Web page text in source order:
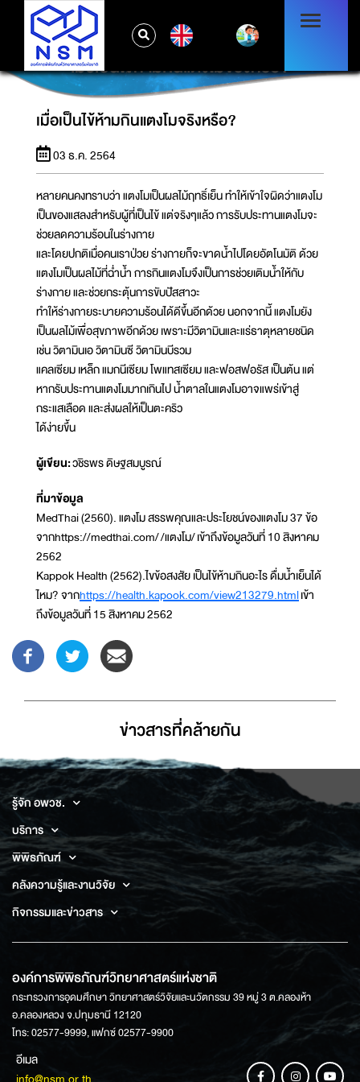
เมื่อเป็นไข้ห้ามกินแตงโมจริงหรือ?
เมื่อเป็นไข้ห้ามกินแตงโมจริงหรือ?
03 ธ.ค. 2564
หลายคนคงทราบว่า แตงโมเป็นผลไม้ฤทธิ์เย็น ทำให้เข้าใจผิดว่าแตงโม
เป็นของแสลงสำหรับผู้ที่เป็นไข้ แต่จริงๆแล้ว การรับประทานแตงโมจะ
ช่วยลดความร้อนในร่างกาย
และโดยปกติเมื่อคนเราป่วย ร่างกายก็จะขาดน้ำไปโดยอัตโนมัติ ด้วย
แตงโมเป็นผลไม้ที่ฉ่ำน้ำ การกินแตงโมจึงเป็นการช่วยเติมน้ำให้กับ
ร่างกาย และช่วยกระตุ้นการขับปัสสาวะ
ทำให้ร่างกายระบายความร้อนได้ดีขึ้นอีกด้วย นอกจากนี้ แตงโมยัง
เป็นผลไม้เพื่อสุขภาพอีกด้วย เพราะมีวิตามินและแร่ธาตุหลายชนิด
เช่น วิตามินเอ วิตามินซี วิตามินบีรวม
แคลเซียม เหล็ก แมกนีเซียม โพแทสเซียม และฟอสฟอรัส เป็นต้น แต่
หากรับประทานแตงโมมากเกินไป น้ำตาลในแตงโมอาจแพร่เข้าสู่
กระแสเลือด และส่งผลให้เป็นตะคริว
ได้ง่ายขึ้น
ผู้เขียน:วชิรพร ดิษฐสมบูรณ์
ที่มาข้อมูล
MedThai (2560). แตงโม สรรพคุณและประโยชน์ของแตงโม 37 ข้อ
จากhttps://medthai.com/ /แตงโม/ เข้าถึงข้อมูลวันที่ 10 สิงหาคม
2562
Kappok Health (2562).ไขข้อสงสัย เป็นไข้ห้ามกินอะไร ดื่มน้ำเย็นได้
ไหม? จากhttps://health.kapook.com/view213279.htmlเข้า
ถึงข้อมูลวันที่ 15 สิงหาคม 2562
ข่าวสารที่่คล้ายกัน
รู้จัก อพวช.
บริการ
พิพิธภัณฑ์
คลังความรู้และงานวิจัย
กิจกรรมและข่าวสาร
องค์การพิพิธภัณฑ์วิทยาศาสตร์แห่งชาติ
กระทรวงการอุดมศึกษา วิทยาศาสตร์วิจัยและนวัตกรรม 39 หมู่ 3 ต.คลองห้า
อ.คลองหลวง จ.ปทุมธานี 12120
โทร: 02577-9999, แฟกซ์ 02577-9900
อีเมล